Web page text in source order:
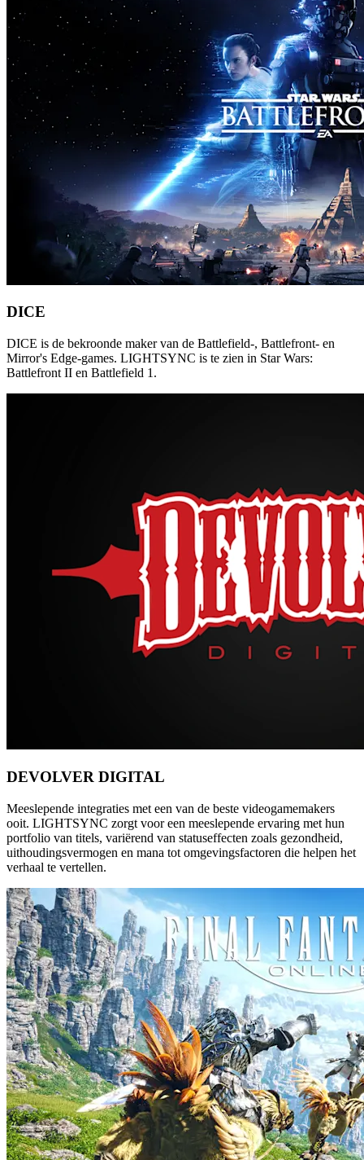
DICE
DICE is de bekroonde maker van de Battlefield-, Battlefront- en
Mirror's Edge-games. LIGHTSYNC is te zien in Star Wars:
Battlefront II en Battlefield 1.
DEVOLVER DIGITAL
Meeslepende integraties met een van de beste videogamemakers
ooit. LIGHTSYNC zorgt voor een meeslepende ervaring met hun
portfolio van titels, variërend van statuseffecten zoals gezondheid,
uithoudingsvermogen en mana tot omgevingsfactoren die helpen het
verhaal te vertellen.